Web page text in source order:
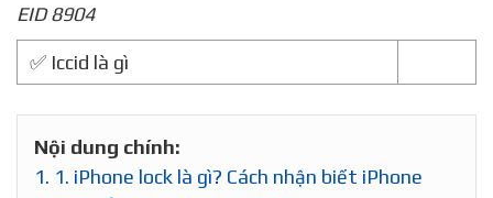
EID 8904
✅ Iccid là gì
Nội dung chính:
1. 1. iPhone lock là gì? Cách nhận biết iPhone